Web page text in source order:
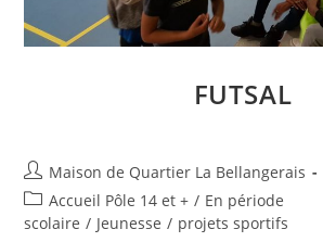
FUTSAL
Auteur/autrice
de
la
Maison de Quartier La Bellangerais
Post
category:
Accueil Pôle 14 et + / En période
scolaire / Jeunesse / projets sportifs